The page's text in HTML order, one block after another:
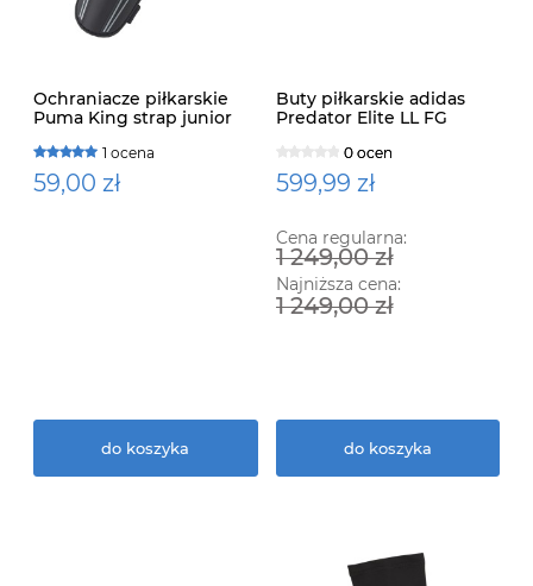
Ochraniacze piłkarskie
Puma King strap junior
1 ocena
59,00 zł
do koszyka
Buty piłkarskie adidas
Predator Elite LL FG
0 ocen
0 ocen
599,99 zł
Cena regularna:
1 249,00 zł
Najniższa cena:
1 249,00 zł
do koszyka